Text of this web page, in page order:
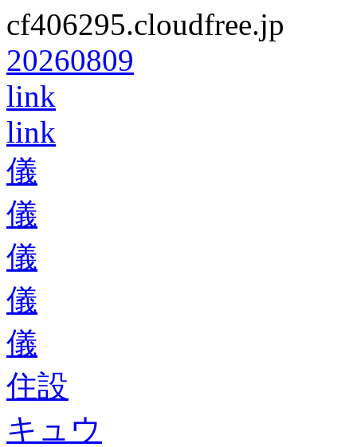
cf406295.cloudfree.jp
20260809
link
link
儀
儀
儀
儀
儀
住設
キュウ